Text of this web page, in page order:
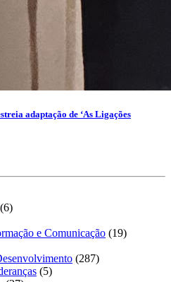
adaptação de ‘As Ligações
(6)
e Comunicação (19)
(287)
(5)